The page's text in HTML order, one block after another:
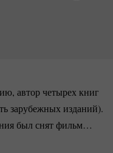
автор четырех книг
зарубежных изданий).
был снят фильм